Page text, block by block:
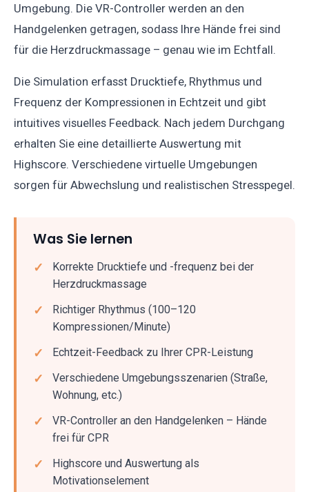
Umgebung. Die VR-Controller werden an den
Handgelenken getragen, sodass Ihre Hände frei sind
für die Herzdruckmassage – genau wie im Echtfall.
Die Simulation erfasst Drucktiefe, Rhythmus und
Frequenz der Kompressionen in Echtzeit und gibt
intuitives visuelles Feedback. Nach jedem Durchgang
erhalten Sie eine detaillierte Auswertung mit
Highscore. Verschiedene virtuelle Umgebungen
sorgen für Abwechslung und realistischen Stresspegel.
Was Sie lernen
Korrekte Drucktiefe und -frequenz bei der
Herzdruckmassage
Richtiger Rhythmus (100–120
Kompressionen/Minute)
Echtzeit-Feedback zu Ihrer CPR-Leistung
Verschiedene Umgebungsszenarien (Straße,
Wohnung, etc.)
VR-Controller an den Handgelenken – Hände
frei für CPR
Highscore und Auswertung als
Motivationselement